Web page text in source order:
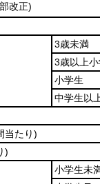
改正)
3歳未満
3歳以上
小学生
中学生以
当たり)
)
小学生未